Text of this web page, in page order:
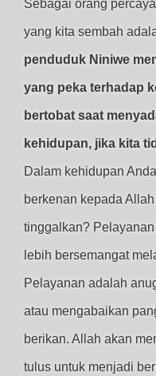
Sebagai orang
yang kita sembah
penduduk Niniwe
yang peka terhadap
bertobat saat
kehidupan, jika kita
Dalam kehidupan
berkenan kepada
tinggalkan?
lebih bersemangat
Pelayanan adalah
atau mengabaikan
berikan. Allah akan
tulus untuk menjadi